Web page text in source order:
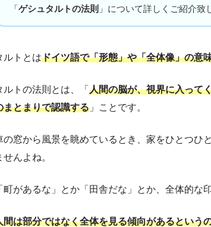
「ゲシュタルトの法則 」について詳しくご紹介致
ルトとはドイツ語で「形態」や「全体像」の意
トの法則とは、「 人間の脳が、視界に入って
まとまりで認識する 」ことです。
の窓から風景を眺めているとき、家をひとつひ
んよね。
町があるな」とか「田舎だな」とか、全体的な
間は部分ではなく全体を見る傾向があるという